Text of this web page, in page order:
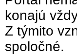
konajú
Z týmito
spoločné.